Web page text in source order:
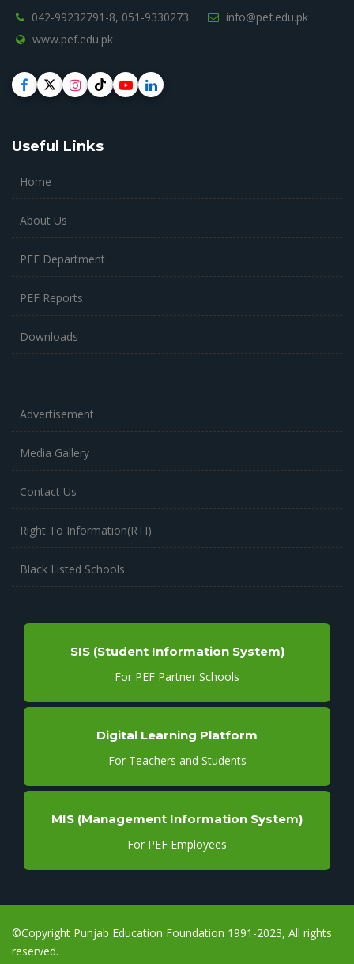
042-99232791-8, 051-9330273
info@pef.edu.pk
www.pef.edu.pk
Useful Links
Home
About Us
PEF Department
PEF Reports
Downloads
Advertisement
Media Gallery
Contact Us
Right To Information(RTI)
Black Listed Schools
SIS (Student Information System)
For PEF Partner Schools
Digital Learning Platform
For Teachers and Students
MIS (Management Information System)
For PEF Employees
©Copyright Punjab Education Foundation 1991-2023, All rights
reserved.